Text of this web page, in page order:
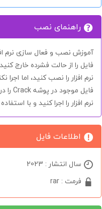
راهنمای نصب
آموزش نصب و فعال سازی نرم
فایل را از حالت فشرده خارج
نرم افزار را نصب کنید، اما اجرا
فایل موجود در پوشهCrack را
نرم افزار را اجرا کنید و با
اطلاعات فایل
سال انتشار : 2023
فرمت : rar